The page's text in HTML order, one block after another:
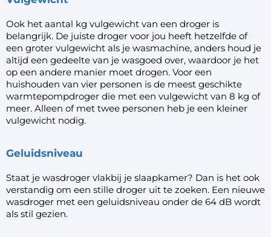
Ook het aantal kg vulgewicht van een droger is
belangrijk. De juiste droger voor jou heeft hetzelfde of
een groter vulgewicht als je wasmachine, anders houd je
altijd een gedeelte van je wasgoed over, waardoor je het
op een andere manier moet drogen. Voor een
huishouden van vier personen is de meest geschikte
warmtepompdroger die met een vulgewicht van 8 kg of
meer. Alleen of met twee personen heb je een kleiner
vulgewicht nodig.
Geluidsniveau
Staat je wasdroger vlakbij je slaapkamer? Dan is het ook
verstandig om een stille droger uit te zoeken. Een nieuwe
wasdroger met een geluidsniveau onder de 64 dB wordt
als stil gezien.